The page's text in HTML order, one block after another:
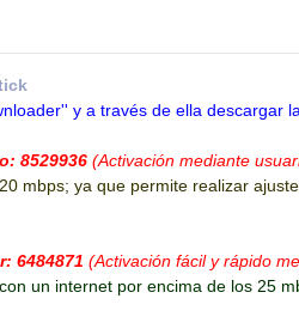
y a través de ella descargar
8529936 (Activación mediante
mbps; ya que permite realizar
6484871 (Activación fácil y rápido
un internet por encima de los 25